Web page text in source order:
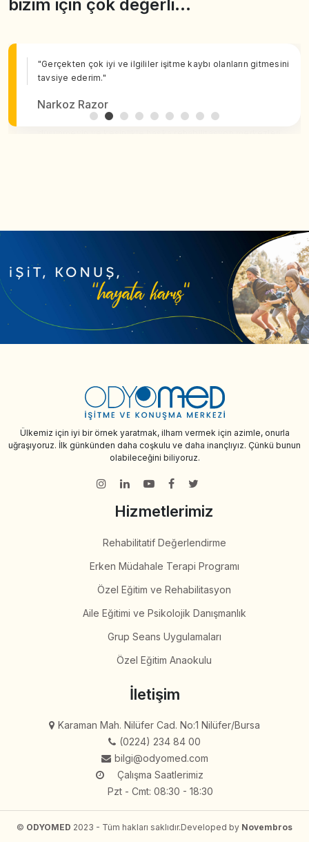
bizim için çok değerli…
"Gerçekten çok iyi ve ilgililer işitme kaybı olanların gitmesini
tavsiye ederim."
Narkoz Razor
Ülkemiz için iyi bir örnek yaratmak, ilham vermek için azimle, onurla
uğraşıyoruz. İlk günkünden daha coşkulu ve daha inançlıyız. Çünkü bunun
olabileceğini biliyoruz.
Hizmetlerimiz
Özel Eğitim ve Rehabilitasyon
Özel Eğitim Anaokulu
İletişim
Çalışma Saatlerimiz
Pzt - Cmt: 08:30 - 18:30